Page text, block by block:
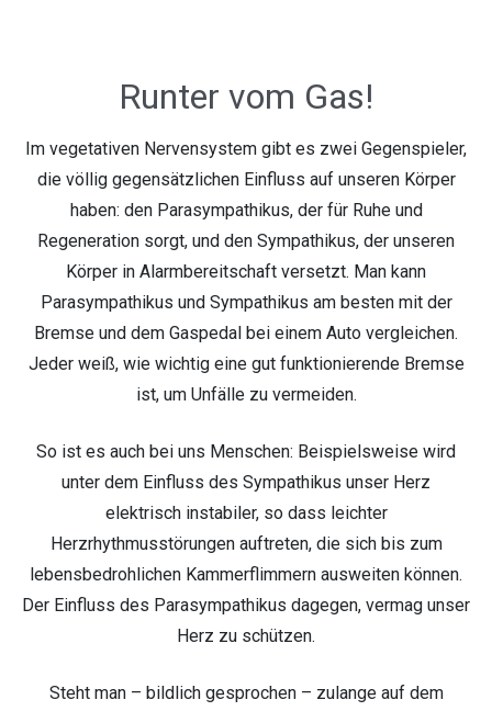
Runter vom Gas!
Im vegetativen Nervensystem gibt es zwei Gegenspieler,
die völlig gegensätzlichen Einfluss auf unseren Körper
haben: den Parasympathikus, der für Ruhe und
Regeneration sorgt, und den Sympathikus, der unseren
Körper in Alarmbereitschaft versetzt. Man kann
Parasympathikus und Sympathikus am besten mit der
Bremse und dem Gaspedal bei einem Auto vergleichen.
Jeder weiß, wie wichtig eine gut funktionierende Bremse
ist, um Unfälle zu vermeiden.
So ist es auch bei uns Menschen: Beispielsweise wird
unter dem Einfluss des Sympathikus unser Herz
elektrisch instabiler, so dass leichter
Herzrhythmusstörungen auftreten, die sich bis zum
lebensbedrohlichen Kammerflimmern ausweiten können.
Der Einfluss des Parasympathikus dagegen, vermag unser
Herz zu schützen.
Steht man – bildlich gesprochen – zulange auf dem